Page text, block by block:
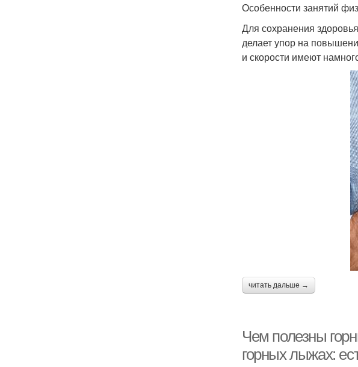
Особенности занятий
Для сохранения
делает упор на
и скорости имеют
читать дальше →
Чем полезны
горных лыжах: